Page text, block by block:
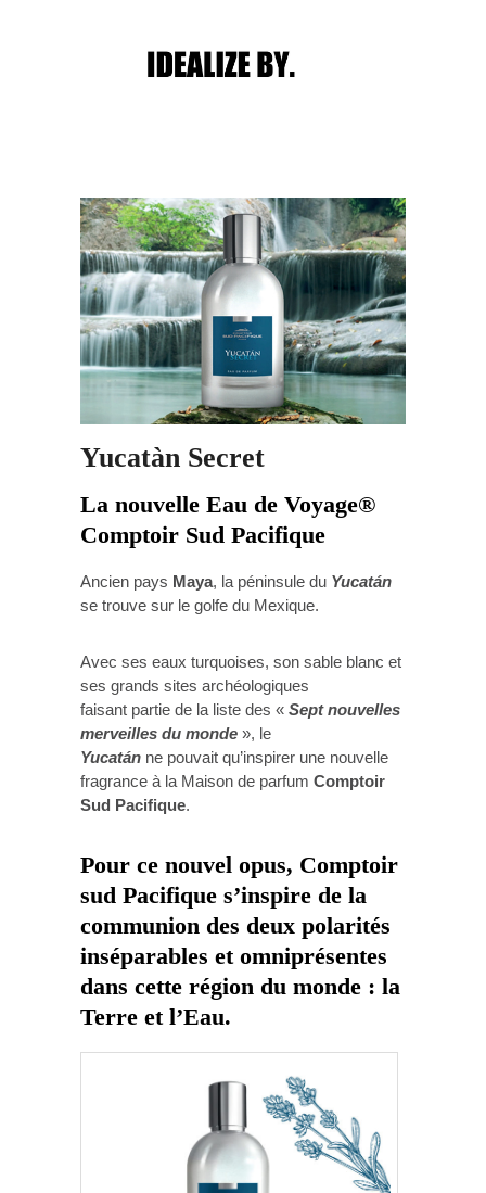
Post navigation
Yucatàn Secret
La nouvelle Eau de Voyage®
Comptoir Sud Pacifique
Ancien pays Maya, la péninsule du Yucatán
se trouve sur le golfe du Mexique.
Avec ses eaux turquoises, son sable blanc et
ses grands sites archéologiques
faisant partie de la liste des « Sept nouvelles
merveilles du monde », le
Yucatán ne pouvait qu’inspirer une nouvelle
fragrance à la Maison de parfum Comptoir
Sud Pacifique.
Pour ce nouvel opus, Comptoir
sud Pacifique s’inspire de la
communion des deux polarités
inséparables et omniprésentes
dans cette région du monde : la
Terre et l’Eau.